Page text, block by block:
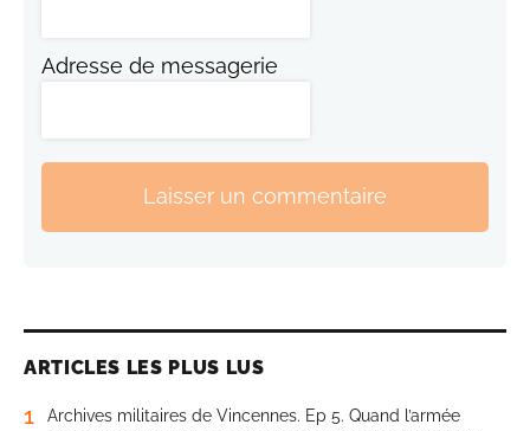
Adresse de messagerie
Laisser un commentaire
ARTICLES LES PLUS LUS
1
Archives militaires de Vincennes. Ep 5. Quand l’armée